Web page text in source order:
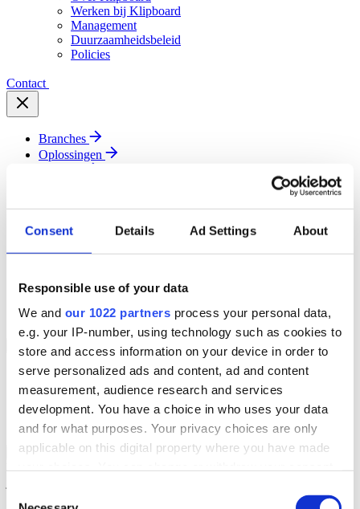
Consent Details Ad Settings About
Responsible use of your data
We and our 1022 partners process your personal data,
e.g. your IP-number, using technology such as cookies to
store and access information on your device in order to
serve personalized ads and content, ad and content
measurement, audience research and services
development. You have a choice in who uses your data
and for what purposes. Your privacy choices are only
applicable on this digital property where you have made
the Privacy trigger icon.
Consent
Werken bij Klipboard
Management
Duurzaamheidsbeleid
Policies
Contact
Branches
Oplossingen
Region
Klantenportaal
Contact
Back to Menu Branches
Groothandel
Automotive
Verhuur
Field Service
Back to Branches
Groothandel Overzicht
Vergroot je ordercapaciteit en verhoog de klanttevredenheid terwijl